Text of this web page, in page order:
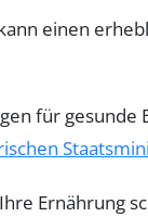
einen
für
Ernährung